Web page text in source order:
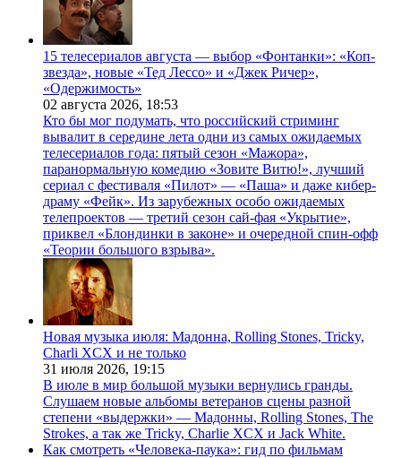
15 телесериалов августа — выбор «Фонтанки»: «Коп-
звезда», новые «Тед Лессо» и «Джек Ричер»,
«Одержимость»
02 августа 2026, 18:53
Кто бы мог подумать, что российский стриминг
вывалит в середине лета одни из самых ожидаемых
телесериалов года: пятый сезон «Мажора»,
паранормальную комедию «Зовите Витю!», лучший
сериал с фестиваля «Пилот» — «Паша» и даже кибер-
драму «Фейк». Из зарубежных особо ожидаемых
телепроектов — третий сезон сай-фая «Укрытие»,
приквел «Блондинки в законе» и очередной спин-офф
«Теории большого взрыва».
Новая музыка июля: Мадонна, Rolling Stones, Tricky,
Charli XCX и не только
31 июля 2026, 19:15
В июле в мир большой музыки вернулись гранды.
Слушаем новые альбомы ветеранов сцены разной
степени «выдержки» — Мадонны, Rolling Stones, The
Strokes, а так же Tricky, Charlie XCX и Jack White.
Как смотреть «Человека-паука»: гид по фильмам